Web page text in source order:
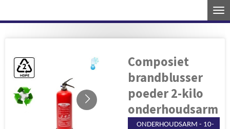
direct
hoofdinhoud
Composiet
brandblusser
poeder 2-kilo
onderhoudsarm
ONDERHOUDSARM - 10-